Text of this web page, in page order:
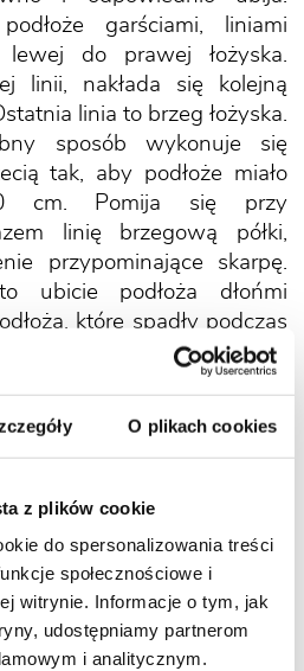
O plikach cookies
z plików cookie
do spersonalizowania treści
społecznościowe i
witrynie. Informacje o tym, jak
udostępniamy partnerom
i analitycznym.
garściami, liniami
do prawej łożyska.
linii, nakłada się kolejną
linia to brzeg łożyska.
sposób wykonuje się
tak, aby podłoże miało
cm. Pomija się przy
linię brzegową półki,
przypominające skarpę.
ubicie podłoża dłońmi
które spadły podczas
trzeba zamieść.
nie nadaje, ale to świetny
cm (długość dowolna).
podłoża nie można
Trzeba poczekać,
jego temperatura.Nadal